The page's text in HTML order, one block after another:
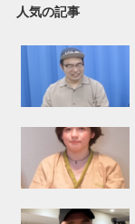
人気の記事